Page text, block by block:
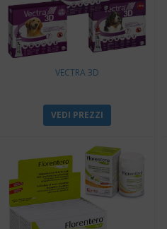
VECTRA 3D
VEDI PREZZI